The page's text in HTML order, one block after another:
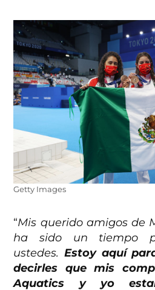
Getty Images
“Mis querido amigos de
ha sido un tiempo
ustedes.Estoy aquí
decirles que mis
Aquatics y yo